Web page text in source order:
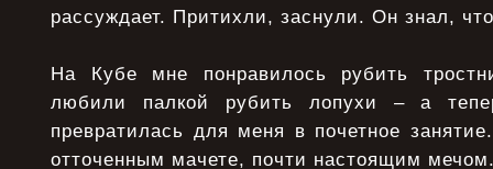
рассуждает. Притихли, заснули. Он знал,
На Кубе мне понравилось рубить
любили палкой рубить лопухи – а
превратилась для меня в почетное
отточенным мачете, почти настоящим